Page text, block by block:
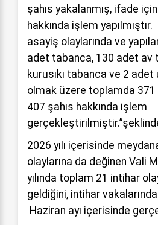
şahıs yakalanmış, ifade
hakkında işlem
asayiş olaylarında ve
adet tabanca, 130 adet av
kurusıkı tabanca ve 2
olmak üzere toplamda
407 şahıs hakkında işlem
2026 yılı içerisinde
olaylarına da değinen Vali
yılında toplam 21 intihar
geldiğini, intihar
Haziran ayı içerisinde